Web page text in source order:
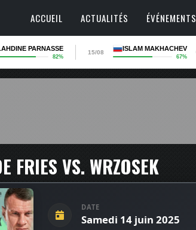
ACCUEIL ACTUALITÉS ÉVÉNEMENTS
PARNASSE
82%
15/08
ISLAM MAKHACHEV
67%
FRIES VS. WRZOSEK
DATE
Samedi 14 juin 2025